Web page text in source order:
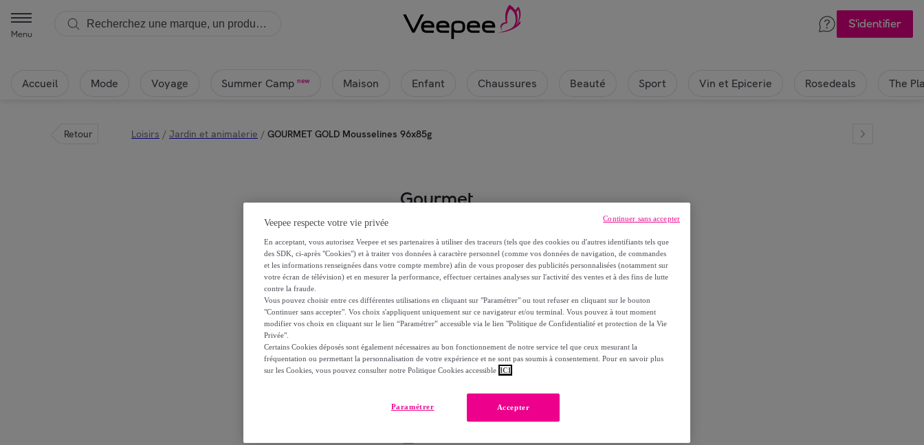
Menu
S'identifier
Accueil Mode Voyage Summer Camp new Maison Enfant Chaussures Beauté Sport Vin et Epicerie Rosedeals The
Retour Loisirs / Jardin et animalerie / GOURMET GOLD Mousselines 96x85g
Gourmet
49,50 €
1 Ajouter au panier
Vendu par
Veepee respecte votre vie privée
En acceptant, vous autorisez Veepee et ses partenaires à utiliser des traceurs (tels que des cookies ou d'autres identifiants tels que
des SDK, ci-après "Cookies") et à traiter vos données à caractère personnel (comme vos données de navigation, de commandes
et les informations renseignées dans votre compte membre) afin de vous proposer des publicités personnalisées (notamment sur
votre écran de télévision) et en mesurer la performance, effectuer certaines analyses sur l'activité des ventes et à des fins de lutte
contre la fraude.
Vous pouvez choisir entre ces différentes utilisations en cliquant sur "Paramétrer" ou tout refuser en cliquant sur le bouton
"Continuer sans accepter". Vos choix s'appliquent uniquement sur ce navigateur et/ou terminal. Vous pouvez à tout moment
modifier vos choix en cliquant sur le lien “Paramétrer” accessible via le lien "Politique de Confidentialité et protection de la Vie
Privée".
Certains Cookies déposés sont également nécessaires au bon fonctionnement de notre service tel que ceux mesurant la
fréquentation ou permettant la personnalisation de votre expérience et ne sont pas soumis à consentement. Pour en savoir plus
sur les Cookies, vous pouvez consulter notre Politique Cookies accessible ICI
Accepter
Paramétrer
Continuer sans accepter